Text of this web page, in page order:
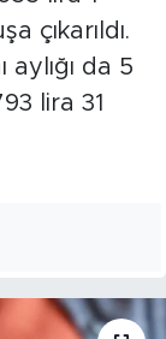
çıkarıldı.
aylığı da 5
lira 31